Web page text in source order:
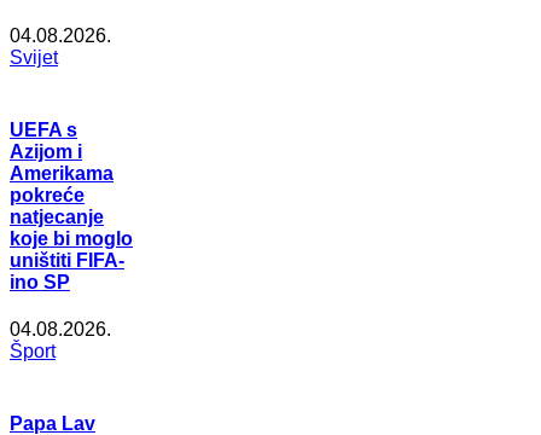
04.08.2026.
Svijet
UEFA s
Azijom i
Amerikama
pokreće
natjecanje
koje bi moglo
uništiti FIFA-
ino SP
04.08.2026.
Šport
Papa Lav